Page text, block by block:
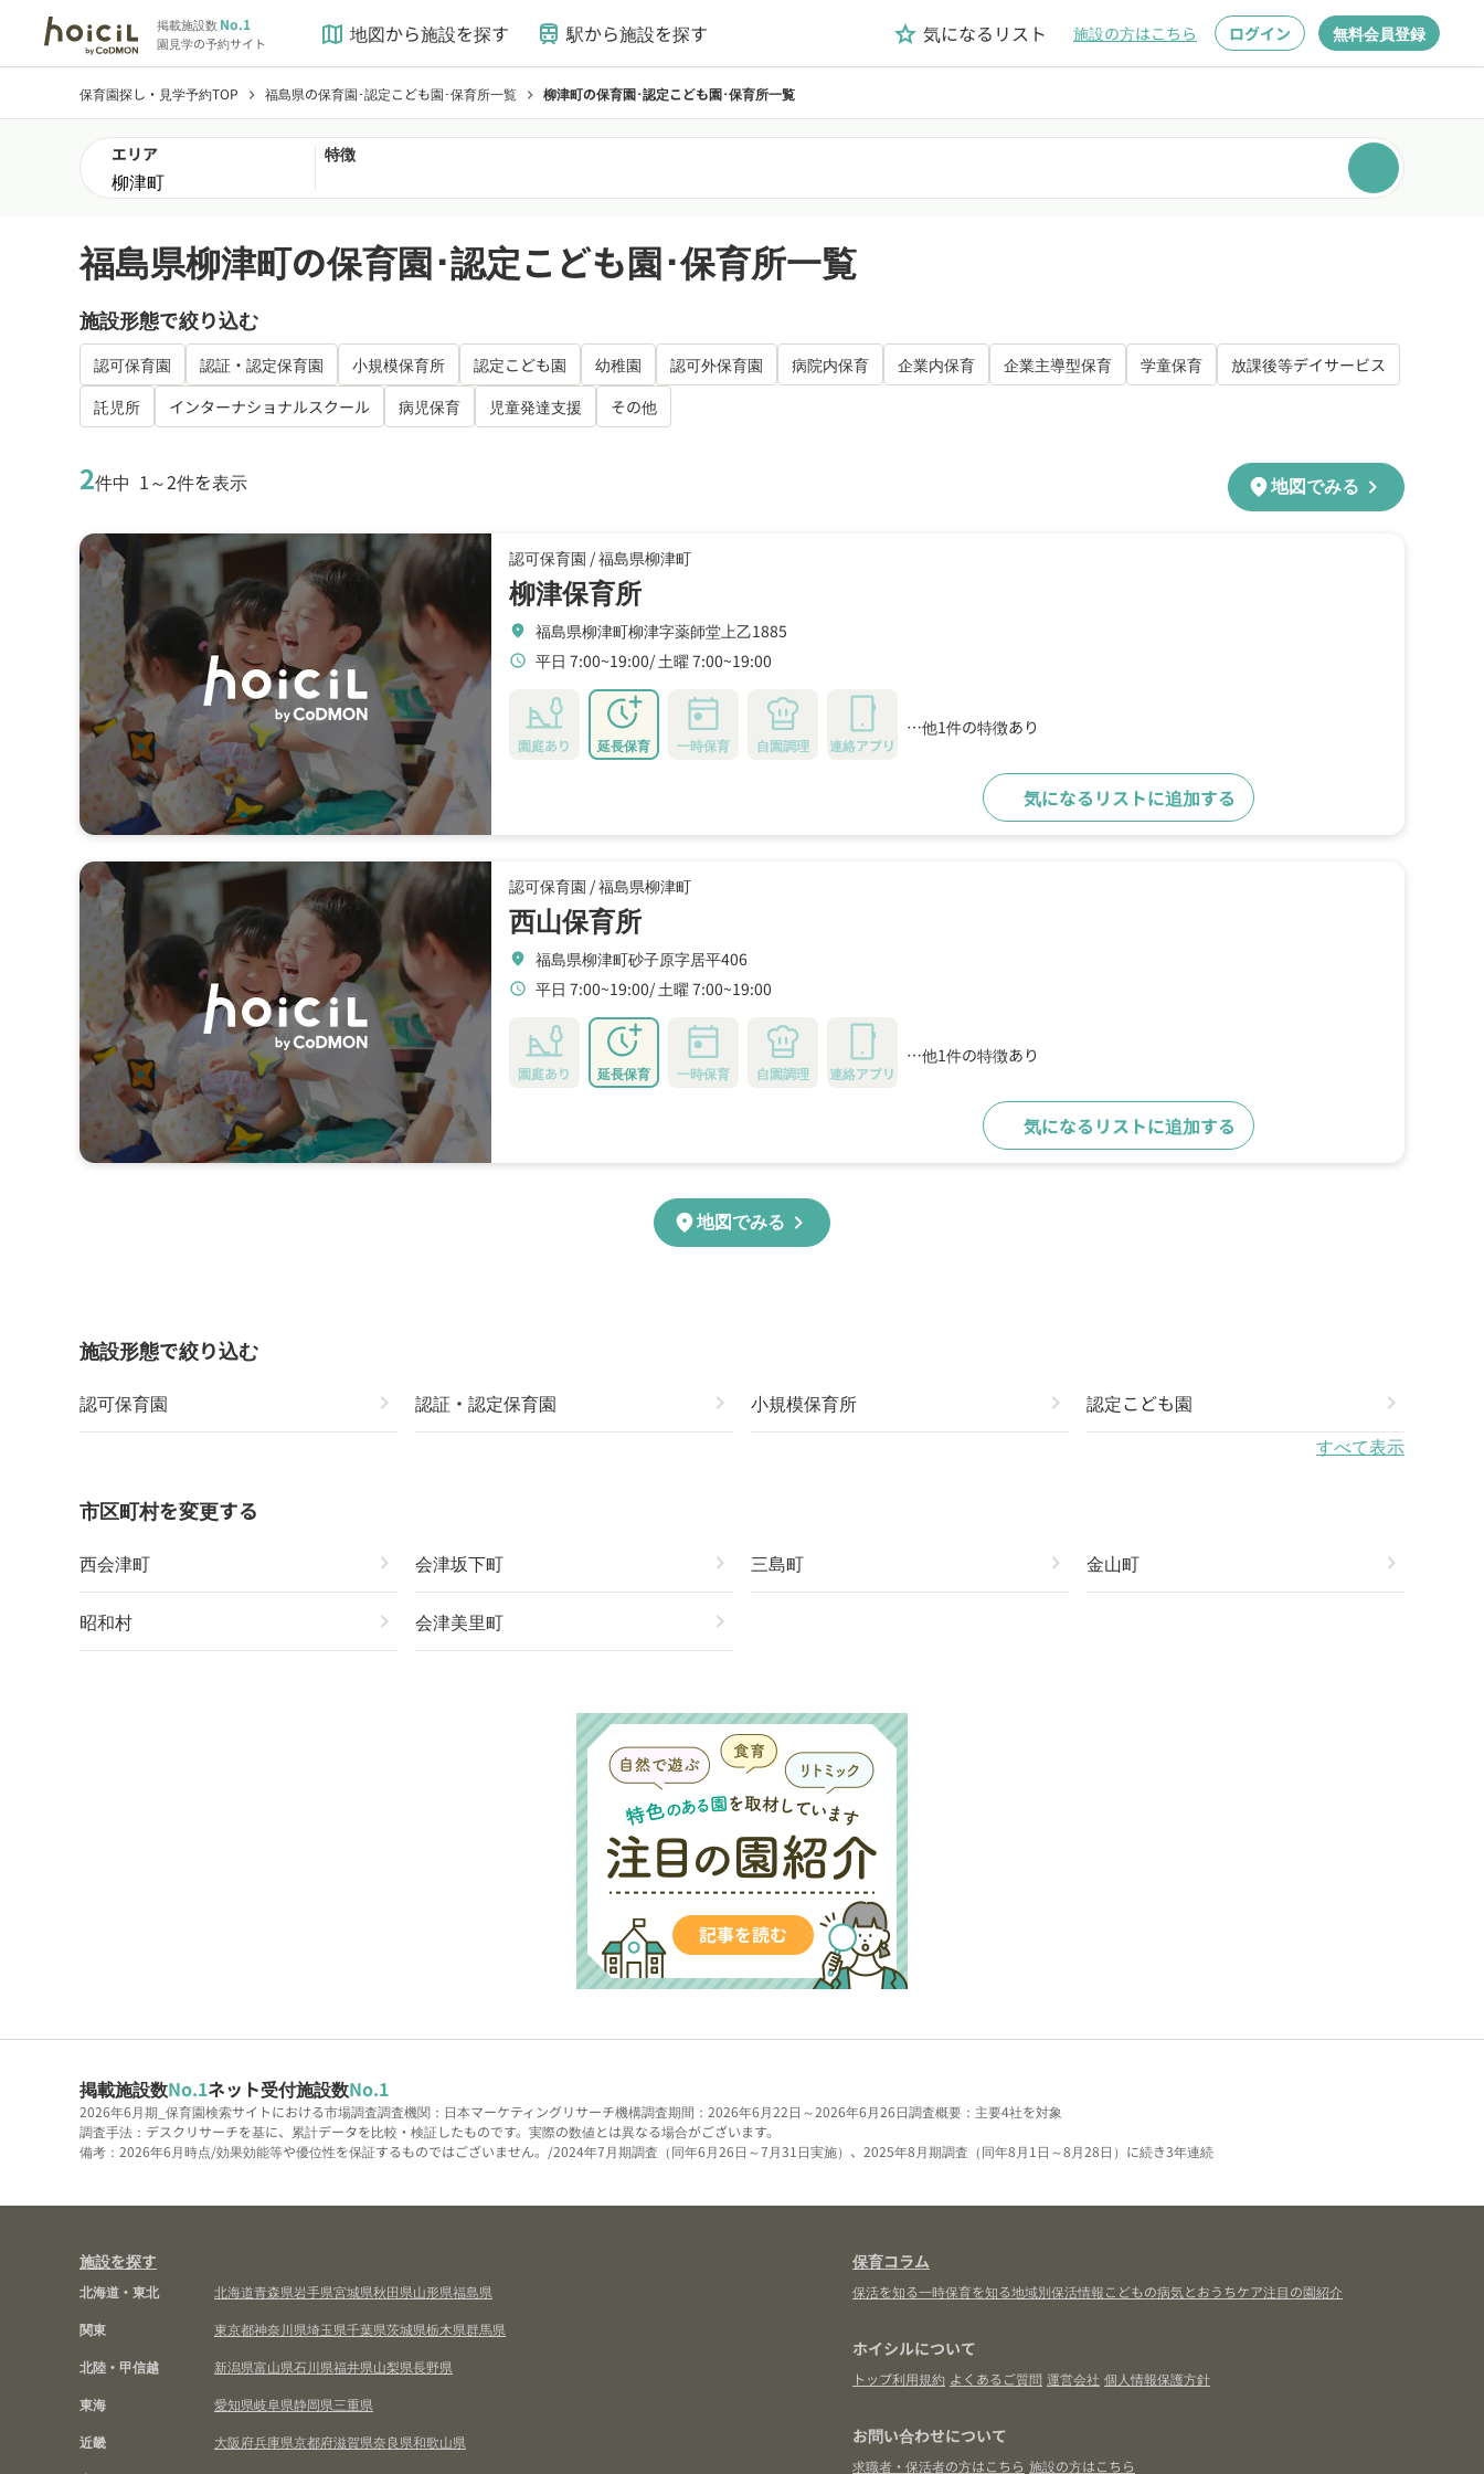
掲載施設数No.1
園見学の予約サイト map 地図から施設を探す train 駅から施設を探す grade 気になるリスト 施設の方はこちら ログイン 無料会員登録
保育園探し・見学予約TOP chevron_right 福島県の保育園･認定こども園･保育所一覧 chevron_right 柳津町の保育園･認定こども園･保育所一覧
エリア 特徴
福島県柳津町の保育園･認定こども園･保育所一覧
施設形態で絞り込む
認可保育園 認証・認定保育園 小規模保育所 認定こども園 幼稚園 認可外保育園 病院内保育 企業内保育 企業主導型保育 学童保育
放課後等デイサービス
託児所
インターナショナルスクール 病児保育 児童発達支援 その他
2件中 1～2件を表示 location_on地図でみる chevron_right
認可保育園 /福島県柳津町
柳津保育所
location_on 福島県柳津町柳津字薬師堂上乙1885
schedule 平日 7:00~19:00 土曜 7:00~19:00
園庭あり 延長保育 一時保育 自園調理 連絡アプリ
…他1件の特徴あり
気になるリストに追加する
認可保育園 /福島県柳津町
西山保育所
location_on 福島県柳津町砂子原字居平406
schedule 平日 7:00~19:00 土曜 7:00~19:00
園庭あり 延長保育 一時保育 自園調理 連絡アプリ
…他1件の特徴あり
気になるリストに追加する
location_on地図でみる chevron_right
施設形態で絞り込む
認可保育園 chevron_right 認証・認定保育園 chevron_right 小規模保育所 chevron_right 認定こども園 chevron_right
すべて表示
市区町村を変更する
西会津町 chevron_right 会津坂下町 chevron_right 三島町 chevron_right 金山町 chevron_right
昭和村 chevron_right 会津美里町 chevron_right
掲載施設数No.1ネット受付施設数No.1
2026年6月期_保育園検索サイトにおける市場調査調査機関：日本マーケティングリサーチ機構調査期間：2026年6月22日～2026年6月26日調査概要：主要4社を対象
調査手法：デスクリサーチを基に、累計データを比較・検証したものです。実際の数値とは異なる場合がございます。
備考：2026年6月時点/効果効能等や優位性を保証するものではございません。/2024年7月期調査（同年6月26日～7月31日実施）、2025年8月期調査（同年8月1日～8月28日）に続き3年連続
施設を探す
北海道・東北 北海道青森県岩手県宮城県秋田県山形県福島県
関東
東京都神奈川県埼玉県千葉県茨城県栃木県群馬県
北陸・甲信越
新潟県富山県石川県福井県山梨県長野県
東海
愛知県岐阜県静岡県三重県
近畿
大阪府兵庫県京都府滋賀県奈良県和歌山県
保育コラム
保活を知る一時保育を知る地域別保活情報こどもの病気とおうちケア注目の園紹介
ホイシルについて
トップ利用規約 よくあるご質問 運営会社 個人情報保護方針
お問い合わせについて
求職者・保活者の方はこちら 施設の方はこちら